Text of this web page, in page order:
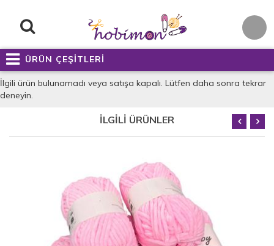
ÜRÜN ÇEŞİTLERİ
İlgili ürün bulunamadı veya satışa kapalı. Lütfen daha sonra tekrar
deneyin.
İLGİLİ ÜRÜNLER